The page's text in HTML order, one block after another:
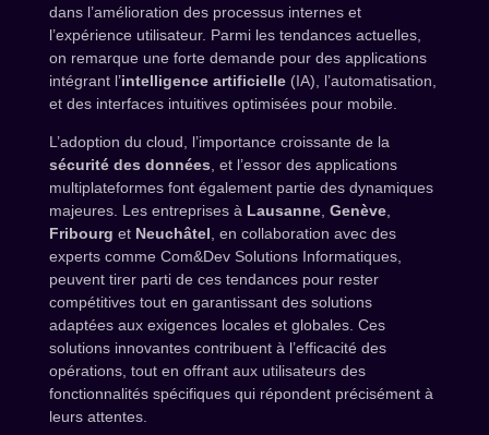
dans l’amélioration des processus internes et
l’expérience utilisateur. Parmi les tendances actuelles,
on remarque une forte demande pour des applications
intégrant l’intelligence artificielle(IA), l’automatisation,
et des interfaces intuitives optimisées pour mobile.
L’adoption du cloud, l’importance croissante de la
sécurité des données , et l’essor des applications
multiplateformes font également partie des dynamiques
majeures. Les entreprises à Lausanne, Genève,
Fribourg et Neuchâtel , en collaboration avec des
experts comme Com&Dev Solutions Informatiques,
peuvent tirer parti de ces tendances pour rester
compétitives tout en garantissant des solutions
adaptées aux exigences locales et globales. Ces
solutions innovantes contribuent à l’efficacité des
opérations, tout en offrant aux utilisateurs des
fonctionnalités spécifiques qui répondent précisément à
leurs attentes.